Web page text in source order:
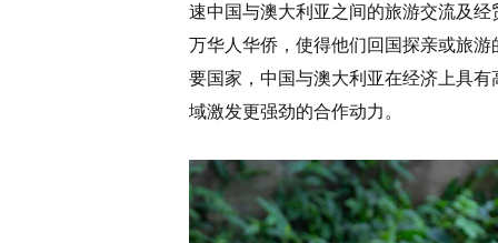
速中国与澳大利亚之间的旅游交流及
万华人华侨，使得他们回国探亲或旅
要国家，中国与澳大利亚在经济上具
域激发更强劲的合作动力。